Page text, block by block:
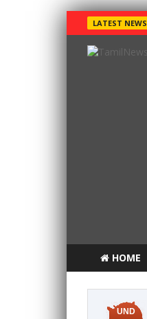
LATEST NEWS
HOME
UND